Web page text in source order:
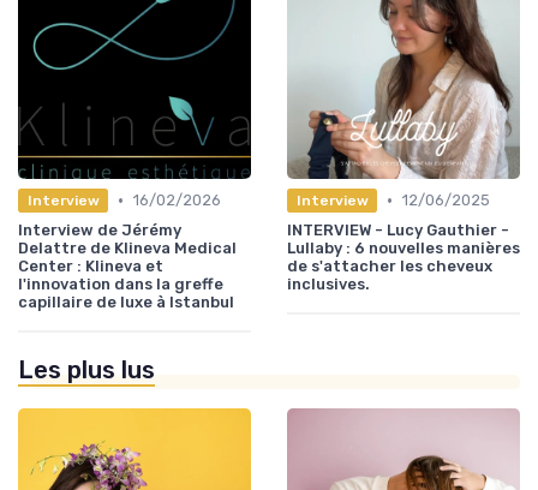
Interview • 16/02/2026
Interview de Jérémy
Delattre de Klineva Medical
Center : Klineva et
l'innovation dans la greffe
capillaire de luxe à Istanbul
Interview • 12/06/2025
INTERVIEW - Lucy Gauthier -
Lullaby : 6 nouvelles manières
de s'attacher les cheveux
inclusives.
Les plus lus